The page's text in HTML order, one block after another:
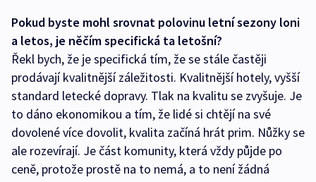
Pokud byste mohl srovnat polovinu letní sezony loni
a letos, je něčím specifická ta letošní?
Řekl bych, že je specifická tím, že se stále častěji
prodávají kvalitnější záležitosti. Kvalitnější hotely, vyšší
standard letecké dopravy. Tlak na kvalitu se zvyšuje. Je
to dáno ekonomikou a tím, že lidé si chtějí na své
dovolené více dovolit, kvalita začíná hrát prim. Nůžky se
ale rozevírají. Je část komunity, která vždy půjde po
ceně, protože prostě na to nemá, a to není žádná